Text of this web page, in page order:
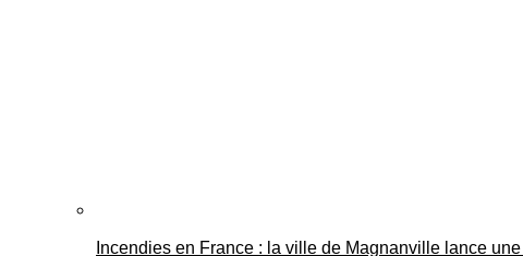
Incendies en France : la ville de Magnanville lance